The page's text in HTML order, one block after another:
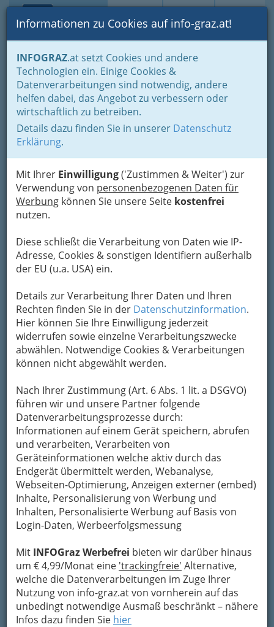
Suche Login Toggle
Informationen zu Cookies auf info-graz.at!
INFOGRAZ.at setzt Cookies und andere
Technologien ein. Einige Cookies &
Datenverarbeitungen sind notwendig, andere
helfen dabei, das Angebot zu verbessern oder
wirtschaftlich zu betreiben.
Details dazu finden Sie in unserer Datenschutz
Erklärung.
Mit Ihrer Einwilligung('Zustimmen & Weiter') zur
Verwendung von personenbezogenen Daten für
Werbung können Sie unsere Seite kostenfrei
nutzen.
Diese schließt die Verarbeitung von Daten wie IP-
Adresse, Cookies & sonstigen Identifiern außerhalb
der EU (u.a. USA) ein.
Details zur Verarbeitung Ihrer Daten und Ihren
Rechten finden Sie in der Datenschutzinformation.
Hier können Sie Ihre Einwilligung jederzeit
widerrufen sowie einzelne Verarbeitungszwecke
abwählen. Notwendige Cookies & Verarbeitungen
können nicht abgewählt werden.
Nach Ihrer Zustimmung (Art. 6 Abs. 1 lit. a DSGVO)
führen wir und unsere Partner folgende
Datenverarbeitungsprozesse durch:
Informationen auf einem Gerät speichern, abrufen
und verarbeiten, Verarbeiten von
Geräteinformationen welche aktiv durch das
Endgerät übermittelt werden, Webanalyse,
Webseiten-Optimierung, Anzeigen externer (embed)
Inhalte, Personalisierung von Werbung und
Inhalten, Personalisierte Werbung auf Basis von
Login-Daten, Werbeerfolgsmessung
Mit INFOGraz Werbefrei bieten wir darüber hinaus
um € 4,99/Monat eine 'trackingfreie' Alternative,
welche die Datenverarbeitungen im Zuge Ihrer
Nutzung von info-graz.at von vornherein auf das
unbedingt notwendige Ausmaß beschränkt – nähere
Infos dazu finden Sie hier
Home Branchen
Dr. Peter Wasler - Arzt für
Allgemeinmedizin
Am Kogel 9, 8063 Eggersdorf bei Graz
+43 3117 36 00
+43 3117 36 00 - 20
Karte
Karte anzeigen
Kontaktaufnahme
Um die Info-Graz Firmen
vor Spam-Mails zu
bewahren , verwenden wir an dieser Stelle zur
Übermittlung Ihrer Nachricht ein sicheres
Formular. Ihre Nachricht wird nach dem
Absenden umgehend per Mail an das
Unternehmen Dr. Peter Wasler - Arzt für
Allgemeinmedizin weitergeleitet.
Mein Name
Meine Email Adresse
Mein Betreff
Meine Nachricht